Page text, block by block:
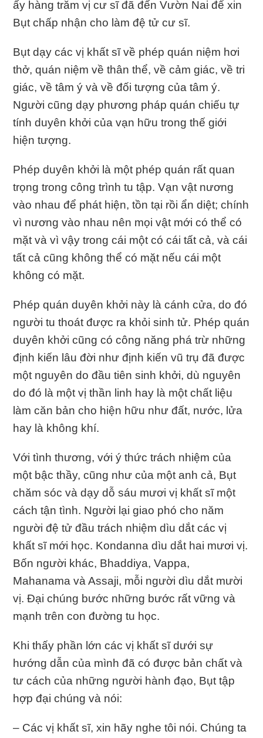
ấy hàng trăm vị cư sĩ đã đến Vườn Nai để xin
Bụt chấp nhận cho làm đệ tử cư sĩ.
Bụt dạy các vị khất sĩ về phép quán niệm hơi
thở, quán niệm về thân thể, về cảm giác, về tri
giác, về tâm ý và về đối tượng của tâm ý.
Người cũng dạy phương pháp quán chiếu tự
tính duyên khởi của vạn hữu trong thế giới
hiện tượng.
Phép duyên khởi là một phép quán rất quan
trọng trong công trình tu tập. Vạn vật nương
vào nhau để phát hiện, tồn tại rồi ẩn diệt; chính
vì nương vào nhau nên mọi vật mới có thể có
mặt và vì vậy trong cái một có cái tất cả, và cái
tất cả cũng không thể có mặt nếu cái một
không có mặt.
Phép quán duyên khởi này là cánh cửa, do đó
người tu thoát được ra khỏi sinh tử. Phép quán
duyên khởi cũng có công năng phá trừ những
định kiến lâu đời như định kiến vũ trụ đã được
một nguyên do đầu tiên sinh khởi, dù nguyên
do đó là một vị thần linh hay là một chất liệu
làm căn bản cho hiện hữu như đất, nước, lửa
hay là không khí.
Với tình thương, với ý thức trách nhiệm của
một bậc thầy, cũng như của một anh cả, Bụt
chăm sóc và dạy dỗ sáu mươi vị khất sĩ một
cách tận tình. Người lại giao phó cho năm
người đệ tử đầu trách nhiệm dìu dắt các vị
khất sĩ mới học. Kondanna dìu dắt hai mươi vị.
Bốn người khác, Bhaddiya, Vappa,
Mahanama và Assaji, mỗi người dìu dắt mười
vị. Đại chúng bước những bước rất vững và
mạnh trên con đường tu học.
Khi thấy phần lớn các vị khất sĩ dưới sự
hướng dẫn của mình đã có được bản chất và
tư cách của những người hành đạo, Bụt tập
hợp đại chúng và nói:
– Các vị khất sĩ, xin hãy nghe tôi nói. Chúng ta